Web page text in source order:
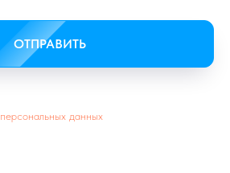
ОТПРАВИТЬ
персональных данных